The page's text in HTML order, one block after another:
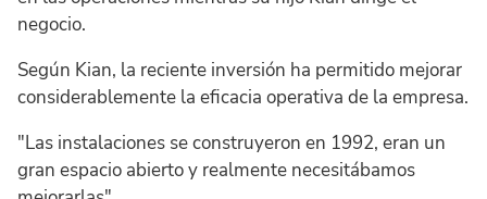
negocio.
Según Kian, la reciente inversión ha permitido mejorar
considerablemente la eficacia operativa de la empresa.
"Las instalaciones se construyeron en 1992, eran un
gran espacio abierto y realmente necesitábamos